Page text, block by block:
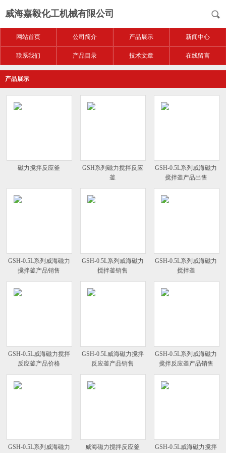
威海嘉毅化工机械有限公司
网站首页 公司简介 产品展示 新闻中心
联系我们 产品目录 技术文章 在线留言
产品展示
磁力搅拌反应釜
GSH系列磁力搅拌反应
釜
GSH-0.5L系列威海磁力
搅拌釜产品出售
GSH-0.5L系列威海磁力
搅拌釜产品销售
GSH-0.5L系列威海磁力
搅拌釜销售
GSH-0.5L系列威海磁力
搅拌釜
GSH-0.5L威海磁力搅拌
反应釜产品价格
GSH-0.5L威海磁力搅拌
反应釜产品销售
GSH-0.5L系列威海磁力
搅拌反应釜产品销售
GSH-0.5L系列威海磁力
威海磁力搅拌反应釜
GSH-0.5L威海磁力搅拌